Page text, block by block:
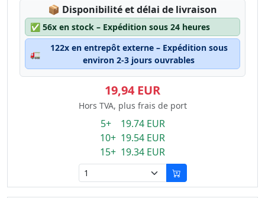
📦 Lagerstatus:
Disponibilité et délai de livraison
✅ 56x en stock – Expédition sous 24 heures
🚛
122x en entrepôt externe – Expédition sous
environ 2-3 jours ouvrables
19,94 EUR
Hors TVA, plus frais de port
5+ 19.74 EUR
10+ 19.54 EUR
15+ 19.34 EUR